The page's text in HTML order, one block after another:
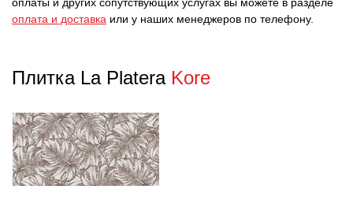
оплата и доставка или у наших менеджеров по телефону.
Плитка La Platera Kore